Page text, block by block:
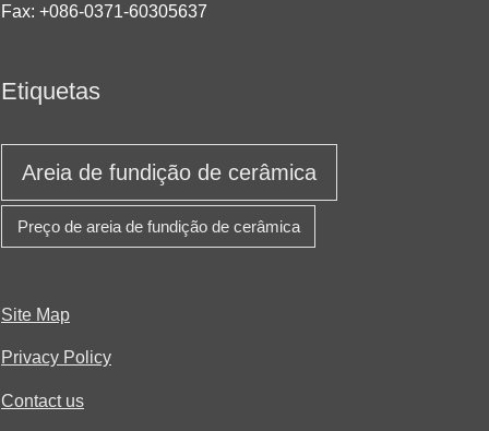
Fax: +086-0371-60305637
Etiquetas
Areia de fundição de cerâmica
Preço de areia de fundição de cerâmica
Site Map
Privacy Policy
Contact us